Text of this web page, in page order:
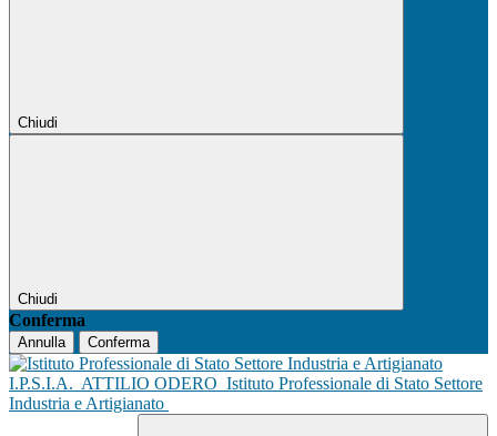
Chiudi
Chiudi
Conferma
Annulla Conferma
I.P.S.I.A. ATTILIO ODERO Istituto Professionale di Stato Settore
Industria e Artigianato